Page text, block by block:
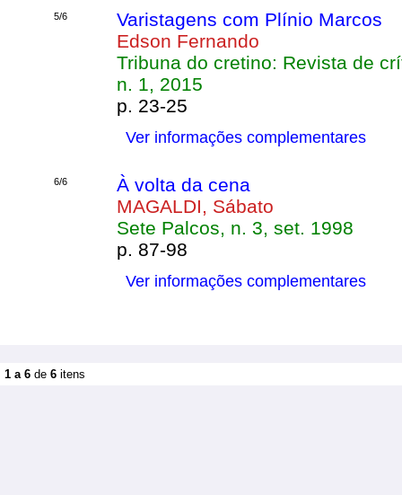
5/6
Varistagens com Plínio Marcos
Edson Fernando
Tribuna do cretino: Revista de
n. 1, 2015
p. 23-25
Ver informações complementares
6/6
À volta da cena
MAGALDI, Sábato
Sete Palcos, n. 3, set. 1998
p. 87-98
Ver informações complementares
1 a 6 de 6 itens